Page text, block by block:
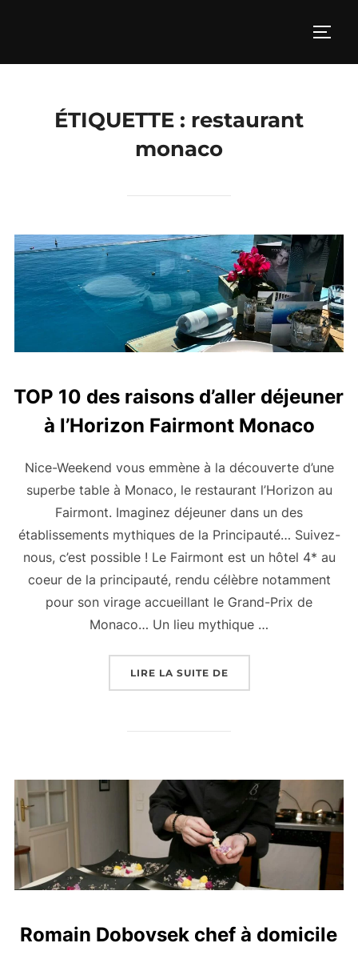
ÉTIQUETTE : restaurant
monaco
TOP 10 des raisons d’aller déjeuner
à l’Horizon Fairmont Monaco
Nice-Weekend vous emmène à la découverte d’une
superbe table à Monaco, le restaurant l’Horizon au
Fairmont. Imaginez déjeuner dans un des
établissements mythiques de la Principauté… Suivez-
nous, c’est possible ! Le Fairmont est un hôtel 4* au
coeur de la principauté, rendu célèbre notamment
pour son virage accueillant le Grand-Prix de
Monaco… Un lieu mythique …
LIRE LA SUITE DE« TOP 10 DES
Romain Dobovsek chef à domicile